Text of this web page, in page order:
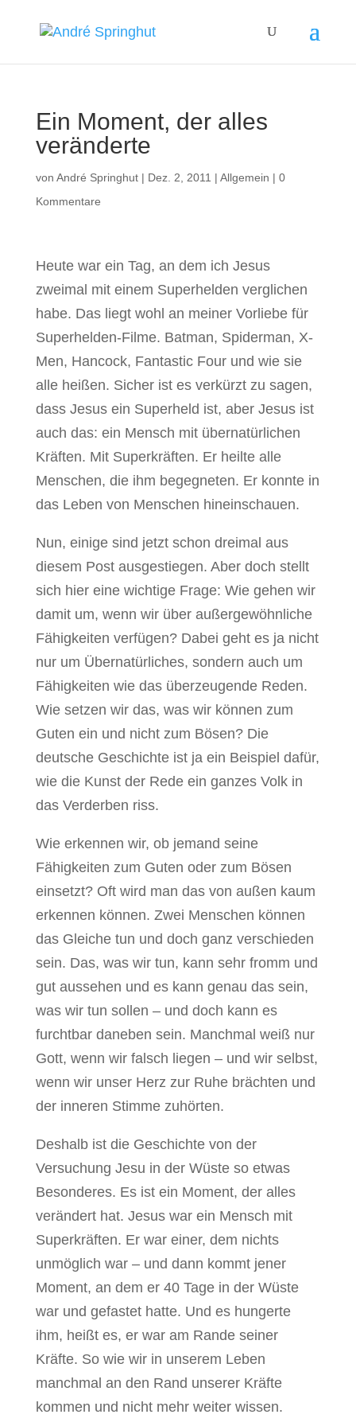
Ein Moment, der alles
veränderte
von André Springhut| Dez. 2, 2011 | Allgemein | 0
Kommentare
Heute war ein Tag, an dem ich Jesus
zweimal mit einem Superhelden verglichen
habe. Das liegt wohl an meiner Vorliebe für
Superhelden-Filme. Batman, Spiderman, X-
Men, Hancock, Fantastic Four und wie sie
alle heißen. Sicher ist es verkürzt zu sagen,
dass Jesus ein Superheld ist, aber Jesus ist
auch das: ein Mensch mit übernatürlichen
Kräften. Mit Superkräften. Er heilte alle
Menschen, die ihm begegneten. Er konnte in
das Leben von Menschen hineinschauen.
Nun, einige sind jetzt schon dreimal aus
diesem Post ausgestiegen. Aber doch stellt
sich hier eine wichtige Frage: Wie gehen wir
damit um, wenn wir über außergewöhnliche
Fähigkeiten verfügen? Dabei geht es ja nicht
nur um Übernatürliches, sondern auch um
Fähigkeiten wie das überzeugende Reden.
Wie setzen wir das, was wir können zum
Guten ein und nicht zum Bösen? Die
deutsche Geschichte ist ja ein Beispiel dafür,
wie die Kunst der Rede ein ganzes Volk in
das Verderben riss.
Wie erkennen wir, ob jemand seine
Fähigkeiten zum Guten oder zum Bösen
einsetzt? Oft wird man das von außen kaum
erkennen können. Zwei Menschen können
das Gleiche tun und doch ganz verschieden
sein. Das, was wir tun, kann sehr fromm und
gut aussehen und es kann genau das sein,
was wir tun sollen – und doch kann es
furchtbar daneben sein. Manchmal weiß nur
Gott, wenn wir falsch liegen – und wir selbst,
wenn wir unser Herz zur Ruhe brächten und
der inneren Stimme zuhörten.
Deshalb ist die Geschichte von der
Versuchung Jesu in der Wüste so etwas
Besonderes. Es ist ein Moment, der alles
verändert hat. Jesus war ein Mensch mit
Superkräften. Er war einer, dem nichts
unmöglich war – und dann kommt jener
Moment, an dem er 40 Tage in der Wüste
war und gefastet hatte. Und es hungerte
ihm, heißt es, er war am Rande seiner
Kräfte. So wie wir in unserem Leben
manchmal an den Rand unserer Kräfte
kommen und nicht mehr weiter wissen.